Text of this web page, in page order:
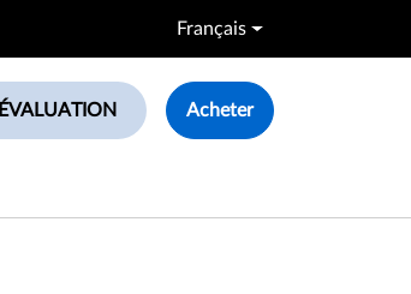
Français
Acheter